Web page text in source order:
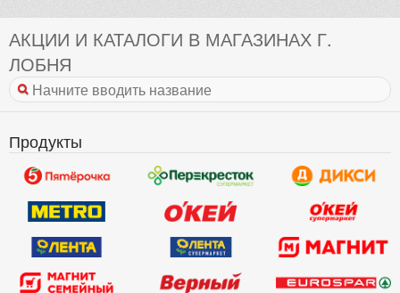
АКЦИИ И КАТАЛОГИ В МАГАЗИНАХ Г.
ЛОБНЯ
Продукты